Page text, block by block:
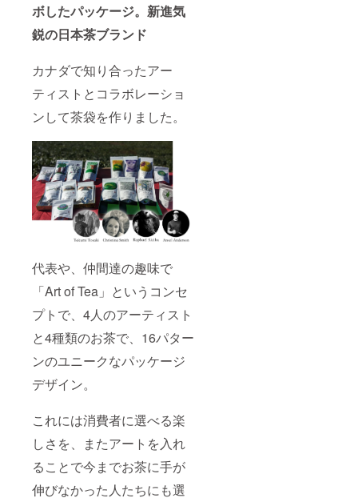
ボしたパッケージ。新進気
鋭の日本茶ブランド
カナダで知り合ったアー
ティストとコラボレーショ
ンして茶袋を作りました。
代表や、仲間達の趣味で
「Art of Tea」というコンセ
プトで、4人のアーティスト
と4種類のお茶で、16パター
ンのユニークなパッケージ
デザイン。
これには消費者に選べる楽
しさを、またアートを入れ
ることで今までお茶に手が
伸びなかった人たちにも選